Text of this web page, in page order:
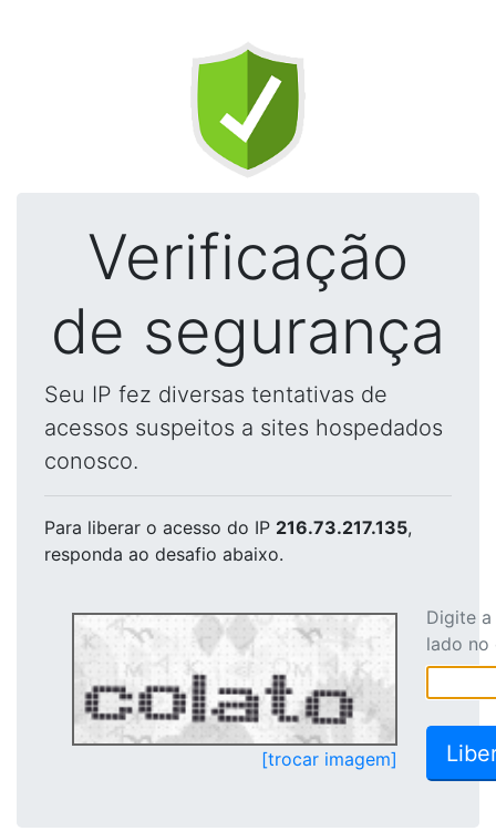
Verificação
de segurança
Seu IP fez diversas tentativas de
acessos suspeitos a sites hospedados
conosco.
Para liberar o acesso do IP 216.73.217.135,
responda ao desafio abaixo.
[trocar imagem]
Digite
lado no